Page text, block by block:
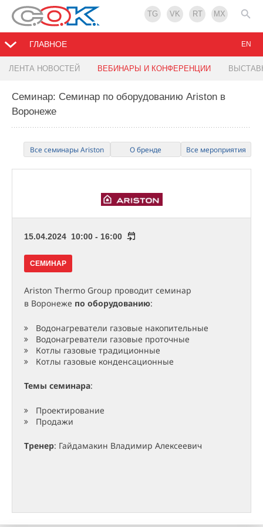
TG VK RT MX
ГЛАВНОЕ
ЛЕНТА НОВОСТЕЙ ВЕБИНАРЫ И КОНФЕРЕНЦИИ
EN
Семинар: Семинар по оборудованию Ariston в
Воронеже
Все семинары Ariston О бренде Все мероприятия
15.04.2024 10:00 - 16:00
СЕМИНАР
Ariston Thermo Group проводит семинар
в Воронеже по оборудованию:
Водонагреватели газовые накопительные
Водонагреватели газовые проточные
Котлы газовые традиционные
Котлы газовые конденсационные
Темы семинара:
Проектирование
Продажи
Тренер: Гайдамакин Владимир Алексеевич